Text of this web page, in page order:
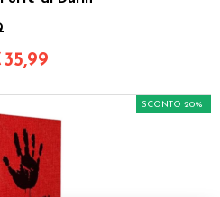
35,99
SCONTO 20%